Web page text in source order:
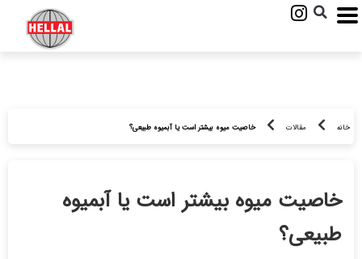
خانه مقالات خاصیت میوه بیشتر است یا آبمیوه طبیعی؟
خاصیت میوه بیشتر است یا آبمیوه
طبیعی؟